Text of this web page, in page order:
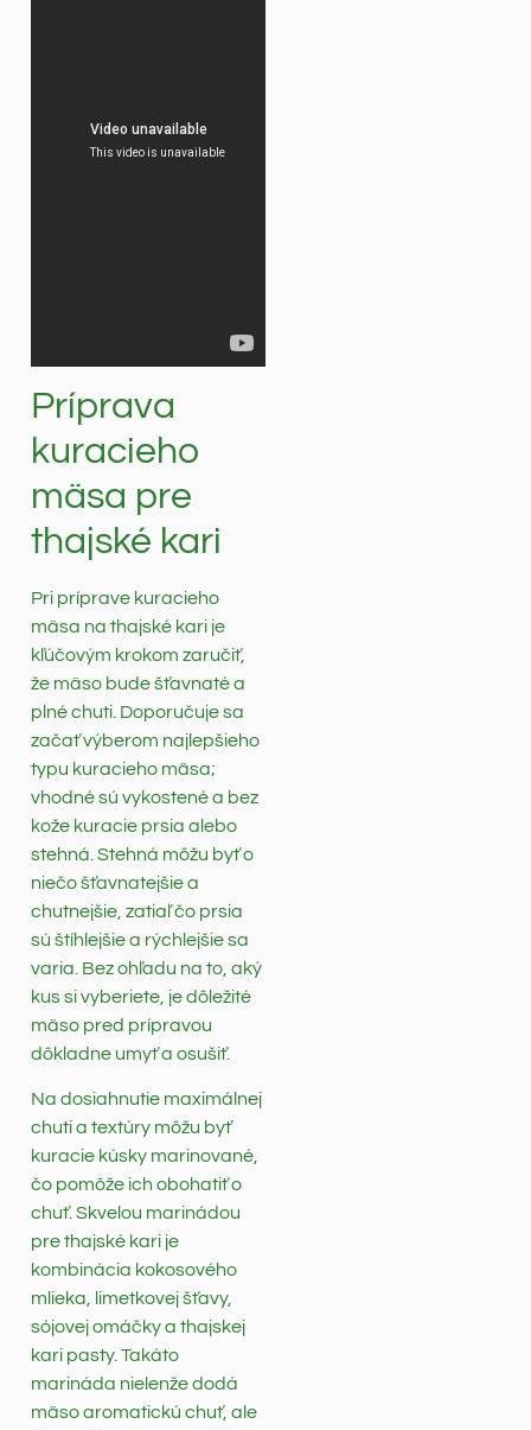
Príprava
kuracieho
mäsa pre
thajské kari
Pri príprave kuracieho
mäsa na thajské kari je
kľúčovým krokom zaručiť,
že mäso bude šťavnaté a
plné chuti. Doporučuje sa
začať výberom najlepšieho
typu kuracieho mäsa;
vhodné sú vykostené a bez
kože kuracie prsia alebo
stehná. Stehná môžu byť o
niečo šťavnatejšie a
chutnejšie, zatiaľ čo prsia
sú štíhlejšie a rýchlejšie sa
varia. Bez ohľadu na to, aký
kus si vyberiete, je dôležité
mäso pred prípravou
dôkladne umyť a osušiť.
Na dosiahnutie maximálnej
chuti a textúry môžu byť
kuracie kúsky marinované,
čo pomôže ich obohatiť o
chuť. Skvelou marinádou
pre thajské kari je
kombinácia kokosového
mlieka, limetkovej šťavy,
sójovej omáčky a thajskej
kari pasty. Takáto
marináda nielenže dodá
mäso aromatickú chuť, ale